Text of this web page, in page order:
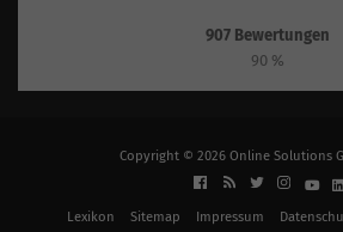
907 Bewertungen
90 %
Copyright © 2026 Online Solutions
Lexikon Sitemap Impressum